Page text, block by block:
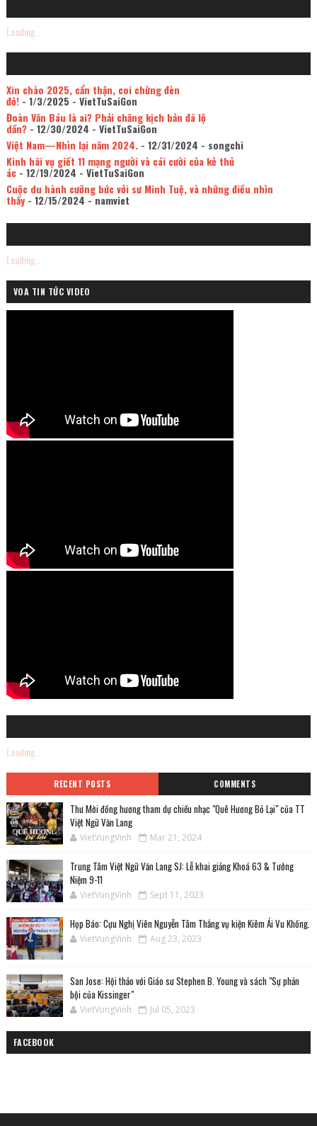
Loading...
Xin chào 2025, cẩn thận, coi chừng đèn
đỏ!- 1/3/2025 - VietTuSaiGon
Đoàn Văn Báu là ai? Phải chăng kịch bản đã lộ
dần?- 12/30/2024 - VietTuSaiGon
Việt Nam—Nhìn lại năm 2024.- 12/31/2024 - songchi
Kinh hãi vụ giết 11 mạng người và cái cười của kẻ thủ
ác- 12/19/2024 - VietTuSaiGon
Cuộc du hành cưỡng bức với sư Minh Tuệ, và những điều nhìn
thấy- 12/15/2024 - namviet
Loading...
VOA TIN TỨC VIDEO
Loading...
RECENT POSTS COMMENTS
Thư Mời đồng hương tham dự chiều nhạc "Quê Hương Bỏ Lại" của TT
Việt Ngữ Văn Lang
VietVungVinh Mar 21, 2024
Trung Tâm Việt Ngữ Văn Lang SJ: Lễ khai giảng Khoá 63 & Tưởng
Niệm 9-11
VietVungVinh Sept 11, 2023
Họp Báo: Cựu Nghị Viên Nguyễn Tâm Thắng vụ kiện Kiêm Ái Vu Khống.
VietVungVinh Aug 23, 2023
San Jose: Hội thảo với Giáo sư Stephen B. Young và sách "Sự phản
bội của Kissinger"
VietVungVinh Jul 05, 2023
FACEBOOK